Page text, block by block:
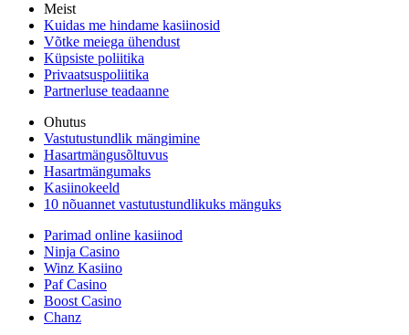
Meist
Kuidas me hindame kasiinosid
Võtke meiega ühendust
Küpsiste poliitika
Privaatsuspoliitika
Partnerluse teadaanne
Ohutus
Vastutustundlik mängimine
Hasartmängusõltuvus
Hasartmängumaks
Kasiinokeeld
10 nõuannet vastutustundlikuks mänguks
Parimad online kasiinod
Ninja Casino
Winz Kasiino
Paf Casino
Boost Casino
Chanz